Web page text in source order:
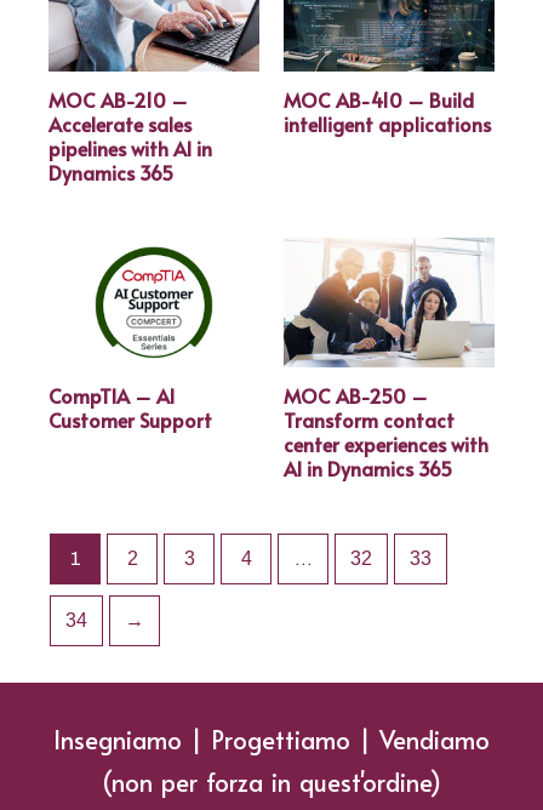
MOC AB-210 –
Accelerate sales
pipelines with AI in
Dynamics 365
MOC AB-410 – Build
intelligent applications
CompTIA – AI
Customer Support
MOC AB-250 –
Transform contact
center experiences with
AI in Dynamics 365
1 2 3 4 … 32 33
34 →
Insegniamo | Progettiamo | Vendiamo
(non per forza in quest'ordine)